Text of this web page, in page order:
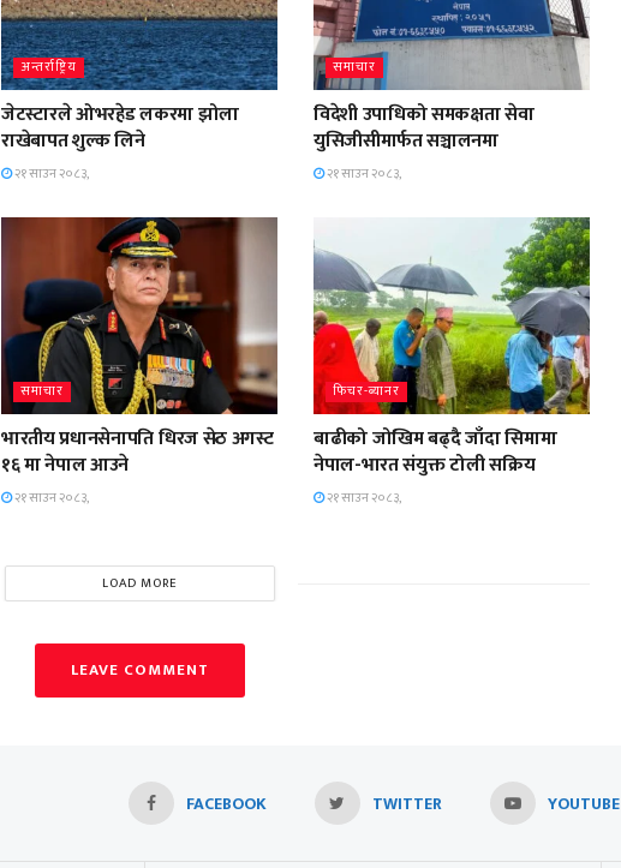
अन्तर्राष्ट्रिय
जेटस्टारले ओभरहेड लकरमा झोला
राखेबापत शुल्क लिने
२१ साउन २०८३,
समाचार
विदेशी उपाधिको समकक्षता सेवा
युसिजीसीमार्फत सञ्चालनमा
२१ साउन २०८३,
समाचार
भारतीय प्रधानसेनापति धिरज सेठ अगस्ट
१६ मा नेपाल आउने
२१ साउन २०८३,
फिचर-ब्यानर
बाढीको जोखिम बढ्दै जाँदा सिमामा
नेपाल-भारत संयुक्त टोली सक्रिय
२१ साउन २०८३,
LOAD MORE
LEAVE COMMENT
FACEBOOK TWITTER YOUTUBE